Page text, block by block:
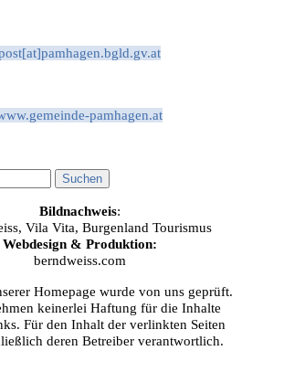
pamhagen.at
Bildnachweis:
Vila Vita, Burgenland Tourismus
Webdesign & Produktion:
berndweiss.com
Homepage wurde von uns geprüft.
keinerlei Haftung für die Inhalte
Für den Inhalt der verlinkten Seiten
deren Betreiber verantwortlich.